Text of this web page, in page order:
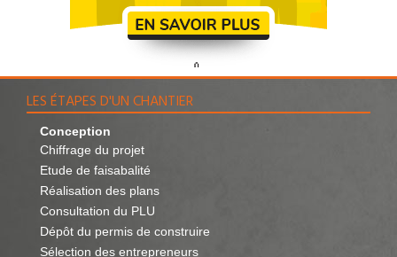
LES ÉTAPES D'UN CHANTIER
Conception
Chiffrage du projet
Etude de faisabalité
Réalisation des plans
Consultation du PLU
Dépôt du permis de construire
Sélection des entrepreneurs